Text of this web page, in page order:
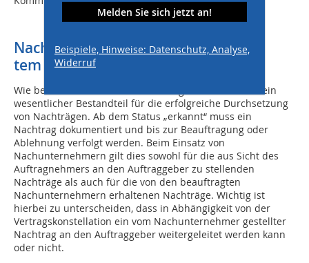
Nachtragsdokumentation im Sys-
tem des Bauprojekt-Controlling
Wie bereits erwähnt ist die Nachtragsdokumentation ein
wesentlicher Bestandteil für die erfolgreiche Durchsetzung
von Nachträgen. Ab dem Status „erkannt“ muss ein
Nachtrag dokumentiert und bis zur Beauftragung oder
Ablehnung verfolgt werden. Beim Einsatz von
Nachunternehmern gilt dies sowohl für die aus Sicht des
Auftragnehmers an den Auftraggeber zu stellenden
Nachträge als auch für die von den beauftragten
Nachunternehmern erhaltenen Nachträge. Wichtig ist
hierbei zu unterscheiden, dass in Abhängigkeit von der
Vertragskonstellation ein vom Nachunternehmer gestellter
Nachtrag an den Auftraggeber weitergeleitet werden kann
oder nicht.
Melden Sie sich jetzt an!
Beispiele, Hinweise: Datenschutz, Analyse,
Widerruf